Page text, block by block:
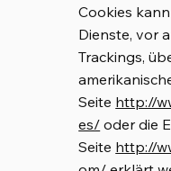
Cookies
Dienste, vor
Trackings,
Seite http://
es/ oder die
Seite http://